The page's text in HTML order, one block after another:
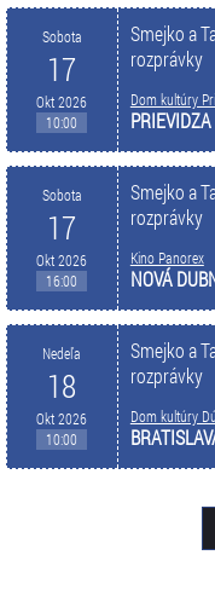
Sobota
17
Okt 2026
10:00
Smejko a
rozprávky
Dom kultúry
PRIEVIDZA
Sobota
17
Okt 2026
16:00
Smejko a
rozprávky
Kino Panorex
NOVÁ
Nedeľa
18
Okt 2026
10:00
Smejko a
rozprávky
Dom kultúry